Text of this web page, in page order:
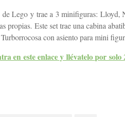
de Lego y trae a 3 minifiguras:
propias. Este set trae una cabina
con asiento para mini
en este enlace y llévatelo por solo